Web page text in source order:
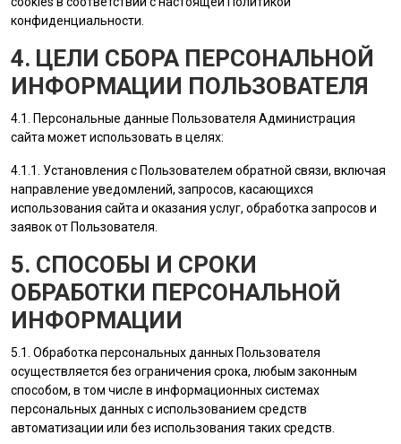
конфиденциальности.
4. ЦЕЛИ СБОРА ПЕРСОНАЛЬНОЙ
ИНФОРМАЦИИ ПОЛЬЗОВАТЕЛЯ
4.1. Персональные данные Пользователя Администрация
сайта может использовать в целях:
4.1.1. Установления с Пользователем обратной связи, включая
направление уведомлений, запросов, касающихся
использования сайта и оказания услуг, обработка запросов и
заявок от Пользователя
5. СПОСОБЫ И СРОКИ
ОБРАБОТКИ ПЕРСОНАЛЬНОЙ
ИНФОРМАЦИИ
5.1. Обработка персональных данных Пользователя
осуществляется без ограничения срока, любым законным
способом, в том числе в информационных системах
персональных данных с использованием средств
автоматизации или без использования таких средств.